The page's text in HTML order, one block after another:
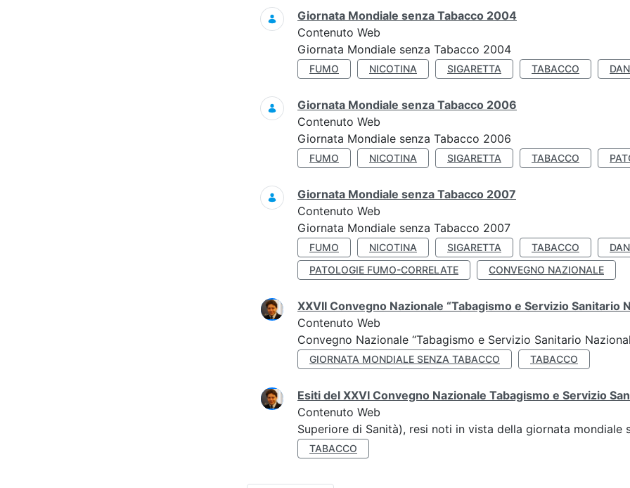
Giornata Mondiale senza Tabacco 2004
Contenuto Web
Giornata Mondiale senza Tabacco 2004
FUMO NICOTINA SIGARETTA TABACCO
Giornata Mondiale senza Tabacco 2006
Contenuto Web
Giornata Mondiale senza Tabacco 2006
FUMO NICOTINA SIGARETTA TABACCO
Giornata Mondiale senza Tabacco 2007
Contenuto Web
Giornata Mondiale senza Tabacco 2007
FUMO NICOTINA SIGARETTA TABACCO
PATOLOGIE FUMO-CORRELATE
CONVEGNO NAZIONALE
XXVII Convegno Nazionale “Tabagismo e Servizio Sanitario
Contenuto Web
Convegno Nazionale “Tabagismo e Servizio Sanitario
GIORNATA MONDIALE SENZA TABACCO TABACCO
Esiti del XXVI Convegno Nazionale Tabagismo e Servizio
Contenuto Web
Superiore di Sanità), resi noti in vista della giornata mondiale
TABACCO